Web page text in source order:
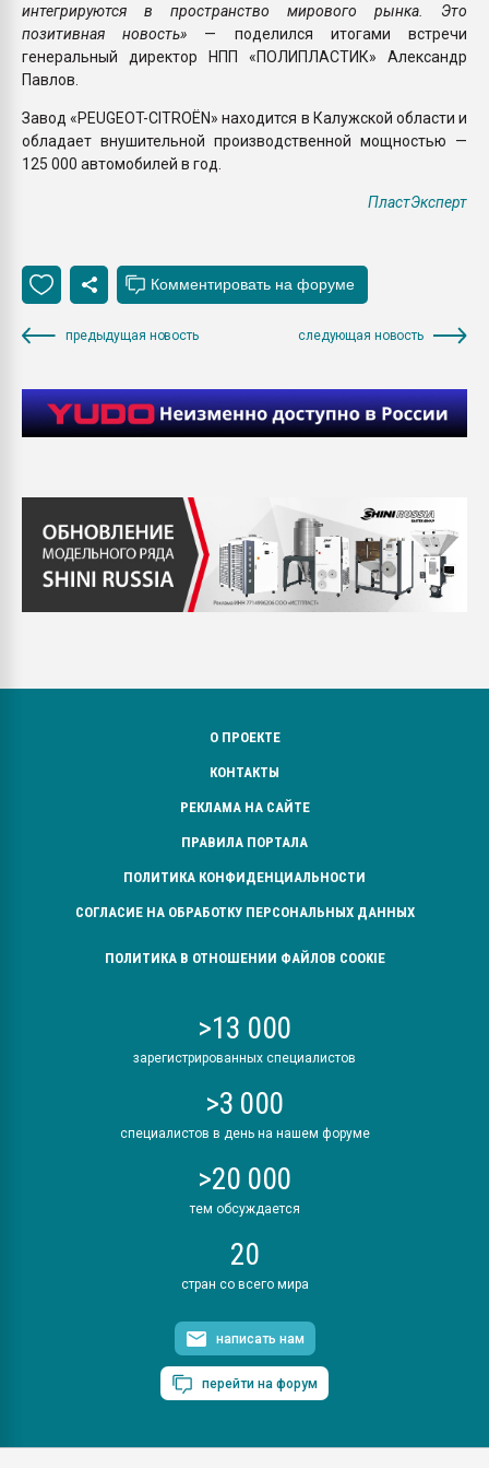
интегрируются в пространство мирового рынка. Это
позитивная новость» — поделился итогами встречи
генеральный директор НПП «ПОЛИПЛАСТИК» Александр
Павлов.
Завод «PEUGEOT-CITROЁN» находится в Калужской области и
обладает внушительной производственной мощностью —
125 000 автомобилей в год.
ПластЭксперт
предыдущая новость следующая новость
О ПРОЕКТЕ
КОНТАКТЫ
РЕКЛАМА НА САЙТЕ
ПРАВИЛА ПОРТАЛА
ПОЛИТИКА КОНФИДЕНЦИАЛЬНОСТИ
СОГЛАСИЕ НА ОБРАБОТКУ ПЕРСОНАЛЬНЫХ ДАННЫХ
ПОЛИТИКА В ОТНОШЕНИИ ФАЙЛОВ COOKIE
>13 000
зарегистрированных специалистов
>3 000
специалистов в день на нашем форуме
>20 000
тем обсуждается
20
стран со всего мира
написать нам
перейти на форум